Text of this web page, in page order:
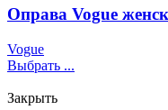
Оправа Vogue
Vogue
Выбрать ...
Закрыть